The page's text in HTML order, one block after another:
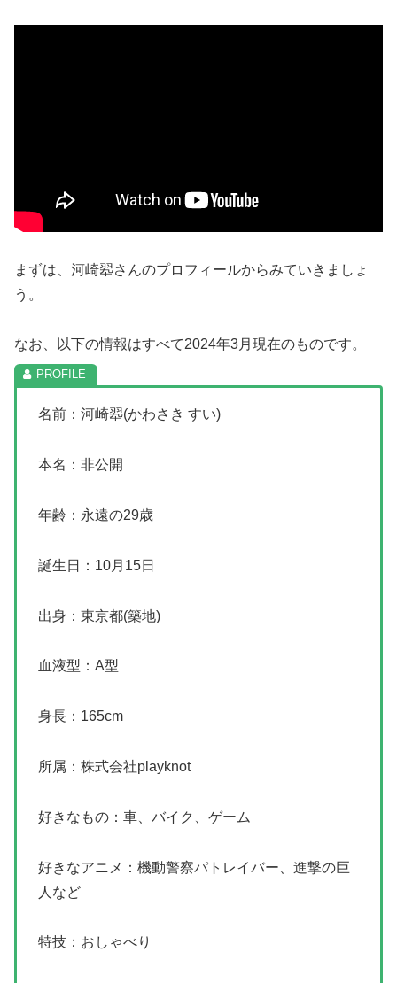
まずは、河崎翆さんのプロフィールからみていきましょ
う。
なお、以下の情報はすべて2024年3月現在のものです。
名前：河崎翆(かわさき すい)
本名：非公開
年齢：永遠の29歳
誕生日：10月15日
出身：東京都(築地)
血液型：A型
身長：165cm
所属：株式会社playknot
好きなもの：車、バイク、ゲーム
好きなアニメ：機動警察パトレイバー、進撃の巨
人など
特技：おしゃべり